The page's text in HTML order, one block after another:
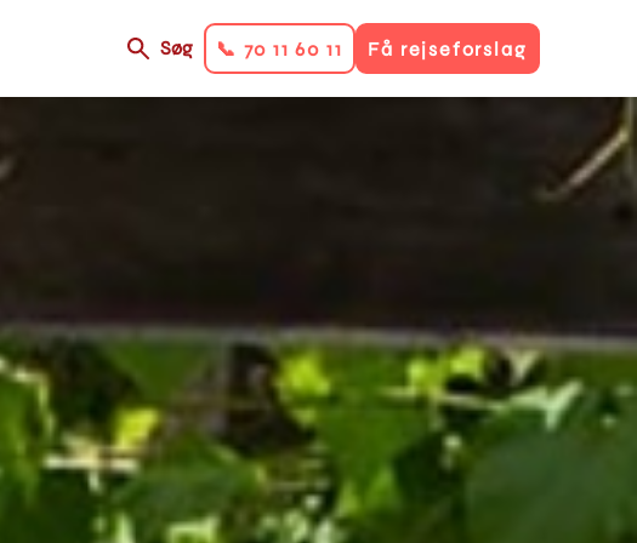
secondary
Søg 📞 70 11 60 11 Få rejseforslag